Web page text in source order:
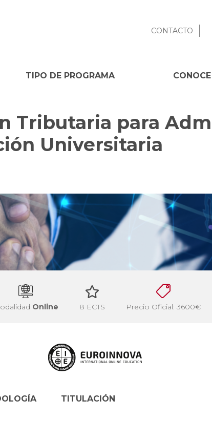
CONTACTO
TIPO DE PROGRAMA
Tributaria para
Universitaria
Online 8 ECTS Precio Oficial: 3600€
TITULACIÓN